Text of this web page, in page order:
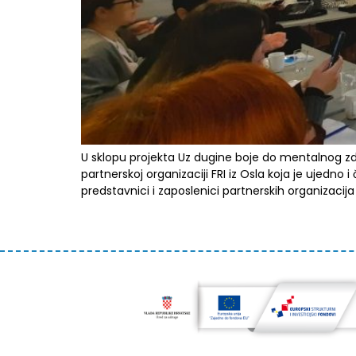
U sklopu projekta Uz dugine boje do mentalnog
partnerskoj organizaciji FRI iz Osla koja je
predstavnici i zaposlenici partnerskih organizacija